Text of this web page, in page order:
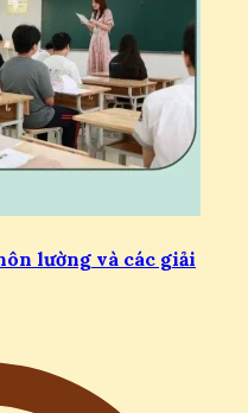
lường và các giải